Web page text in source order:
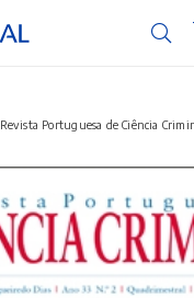
Revista Portuguesa de Ciência